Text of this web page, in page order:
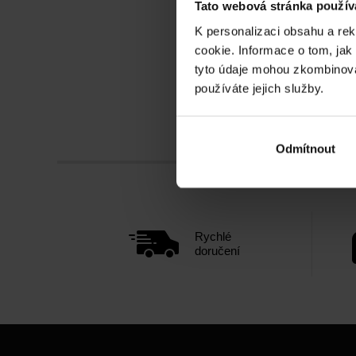
Tato webová stránka
K personalizaci obsahu a
cookie. Informace o tom,
tyto údaje mohou
používáte jejich služby.
Odmítnout
129
215Kč
Na
Rychlé
doručení